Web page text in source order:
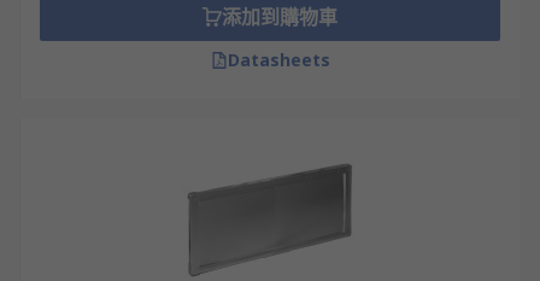
添加到購物車
Datasheets